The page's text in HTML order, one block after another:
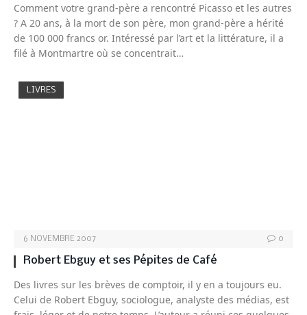
Comment votre grand-père a rencontré Picasso et les autres
? A 20 ans, à la mort de son père, mon grand-père a hérité
de 100 000 francs or. Intéressé par l’art et la littérature, il a
filé à Montmartre où se concentrait…
LIVRES
6 NOVEMBRE 2007 0
Robert Ebguy et ses Pépites de Café
Des livres sur les brèves de comptoir, il y en a toujours eu.
Celui de Robert Ebguy, sociologue, analyste des médias, est